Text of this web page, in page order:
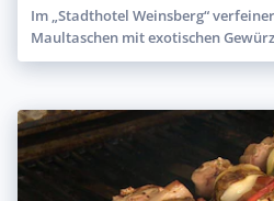
Im „Stadthotel Weinsberg“
Maultaschen mit exotischen